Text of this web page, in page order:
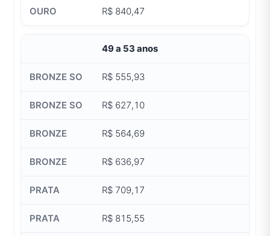
R$ 840,47
49 a 53 anos
R$ 555,93
R$ 627,10
R$ 564,69
R$ 636,97
R$ 709,17
R$ 815,55